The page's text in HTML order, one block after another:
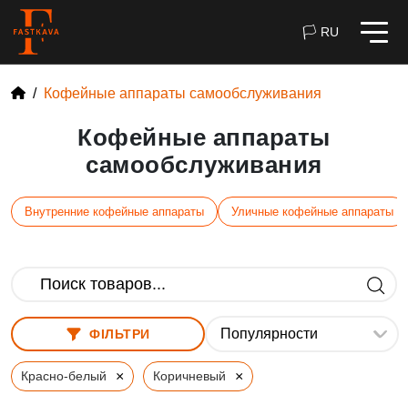
🏳 RU
Кофейные аппараты самообслуживания
Кофейные аппараты
самообслуживания
Внутренние кофейные аппараты Уличные кофейные аппараты
ФІЛЬТРИ
Красно-белый × Коричневый ×